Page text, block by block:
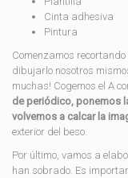
Cinta adhesiva
Pintura
Comenzamos
dibujarlo nosotros
muchas! Cogemos el A
de periódico, ponemos
volvemos a calcar la
exterior del beso.
Por último, vamos a
han sobrado. Es